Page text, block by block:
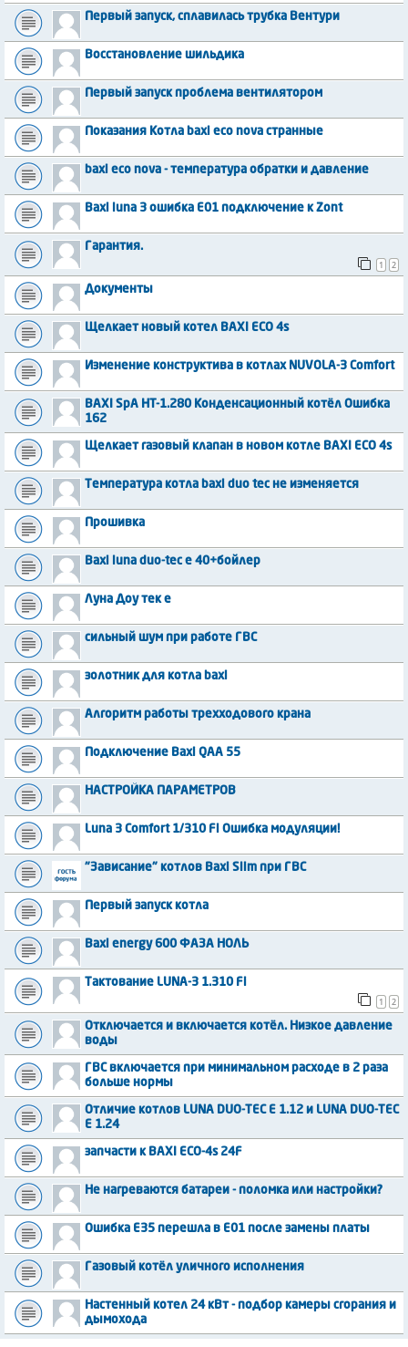
Первый запуск, сплавилась трубка Вентури
Восстановление шильдика
Первый запуск проблема вентилятором
Показания Котла baxi eco nova странные
baxi eco nova - температура обратки и давление
Baxi luna 3 ошибка E01 подключение к Zont
Гарантия.
1
2
Документы
Щелкает новый котел BAXI ECO 4s
Изменение конструктива в котлах NUVOLA-3 Comfort
BAXI SpA HT-1.280 Конденсационный котёл Ошибка
162
Щелкает газовый клапан в новом котле BAXI ECO 4s
Температура котла baxi duo tec не изменяется
Прошивка
Baxi luna duo-tec e 40+бойлер
Луна Доу тек е
сильный шум при работе ГВС
золотник для котла baxi
Алгоритм работы трехходового крана
Подключение Baxi QAA 55
НАСТРОЙКА ПАРАМЕТРОВ
Luna 3 Comfort 1/310 Fi Ошибка модуляции!
"Зависание" котлов Baxi Slim при ГВС
Первый запуск котла
Baxi energy 600 ФАЗА НОЛЬ
Тактование LUNA-3 1.310 Fi
1
2
Отключается и включается котёл. Низкое давление
воды
ГВС включается при минимальном расходе в 2 раза
больше нормы
Отличие котлов LUNA DUO-TEC E 1.12 и LUNA DUO-TEC
E 1.24
запчасти к BAXI ECO-4s 24F
Не нагреваются батареи - поломка или настройки?
Ошибка E35 перешла в E01 после замены платы
Газовый котёл уличного исполнения
Настенный котел 24 кВт - подбор камеры сгорания и
дымохода